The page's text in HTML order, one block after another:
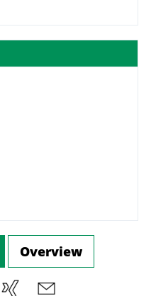
Overview